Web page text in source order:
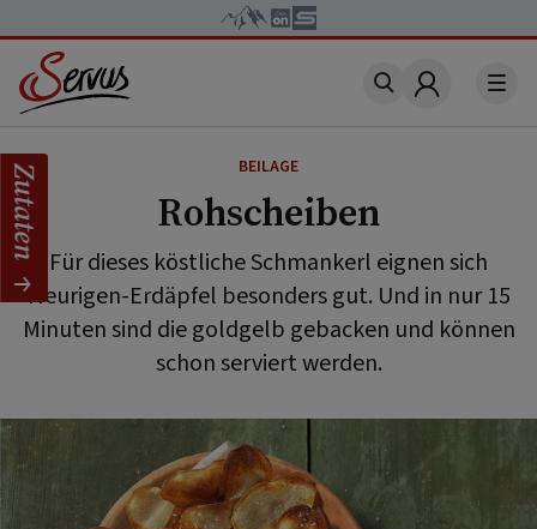
Account
BEILAGE
Rohscheiben
Für dieses köstliche Schmankerl eignen sich
Heurigen-Erdäpfel besonders gut. Und in nur 15
Minuten sind die goldgelb gebacken und können
schon serviert werden.
Zutaten